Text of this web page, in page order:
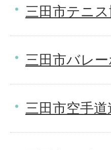
三田市テニ
三田市バレ
三田市空手道